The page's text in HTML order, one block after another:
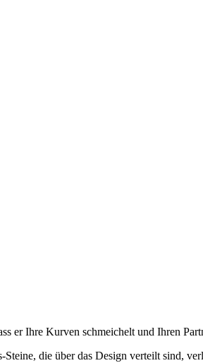
er Ihre Kurven schmeichelt und Ihren
die über das Design verteilt sind,